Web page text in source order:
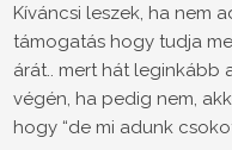
Kíváncsi leszek, ha nem
támogatás hogy tudja
árát.. mert hát leginkább
végén, ha pedig nem,
hogy “de mi adunk